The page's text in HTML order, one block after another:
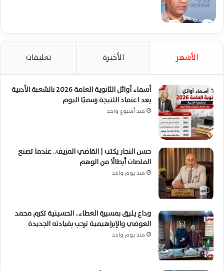
الأشهر الأخيرة تعليقات
أسماء أوائل الثانوية العامة 2026 بالشعبة الأدبية
بعد اعتماد النتيجة رسميًا اليوم
منذ أسبوع واحد
حسن النجار يكتب | القاضي المزيف.. عندما تصنع
المنصات أبطالًا من الوهم
منذ يوم واحد
وداع يليق بمسيرة العطاء.. الحسينية تكرم محمد
العوضي والإبراهيمية ترحب بقيادته الجديدة
منذ يوم واحد